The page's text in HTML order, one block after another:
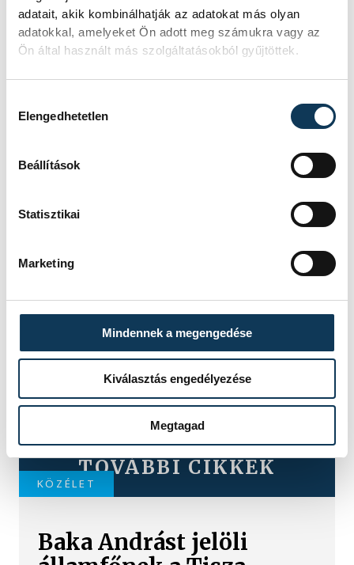
adatait, akik kombinálhatják az adatokat más olyan
adatokkal, amelyeket Ön adott meg számukra vagy az
Ön által használt más szolgáltatásokból gyűjtöttek.
Elengedhetetlen
Beállítások
Statisztikai
Marketing
Mindennek a megengedése
Kiválasztás engedélyezése
Megtagad
TOVÁBBI CIKKEK
KÖZÉLET
Baka Andrást jelöli